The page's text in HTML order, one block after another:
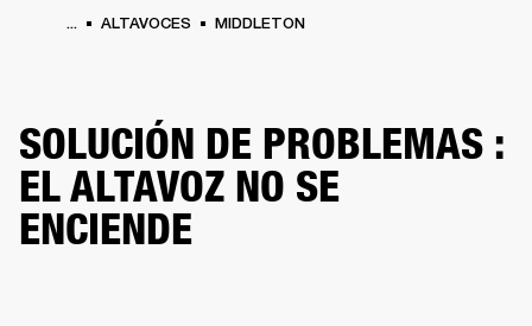
... ALTAVOCES MIDDLETON
SOLUCIÓN DE PROBLEMAS :
EL ALTAVOZ NO SE
ENCIENDE